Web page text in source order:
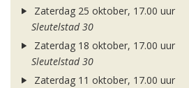
Zaterdag 25 oktober, 17.00 uur
Sleutelstad 30
Zaterdag 18 oktober, 17.00 uur
Sleutelstad 30
Zaterdag 11 oktober, 17.00 uur